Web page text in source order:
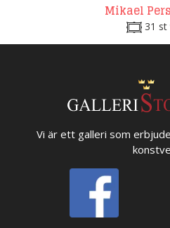
Mikael
31 st
Vi är ett galleri som